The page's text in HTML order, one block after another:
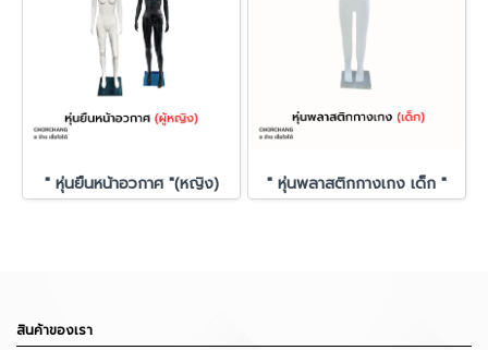
" หุ่นยืนหน้าอวกาศ "(หญิง) " หุ่นพลาสติกกางเกง เด็ก "
สินค้าของเรา